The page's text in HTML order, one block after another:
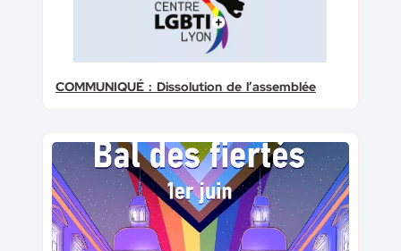
COMMUNIQUÉ : Dissolution de l’assemblée